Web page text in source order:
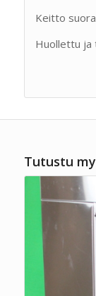
Keitto
Huollettu ja
Tutustu